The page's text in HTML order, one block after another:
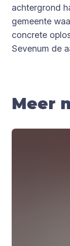
achtergrond
gemeente
concrete
Sevenum de
Meer